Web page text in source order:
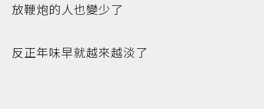
放鞭炮的人也變少了
反正年味早就越來越淡了